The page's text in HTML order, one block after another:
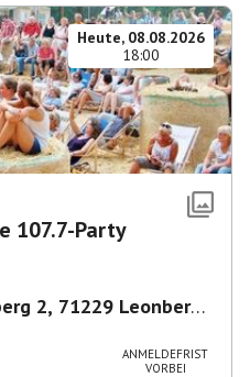
Heute, 08.08.2026
18:00
107.7-Party
2, 71229 Leonberg,
ANMELDEFRIST
VORBEI